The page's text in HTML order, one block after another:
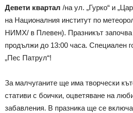
Девети квартал /на ул. „Гурко“ и
на Националния институт по
НИМХ/ в Плевен). Празникът
продължи до 13:00 часа. Специален
„Пес Патрул“!
За малчуганите ще има творчески
стативи с боички, оцветяване на
забавления. В празника ще се